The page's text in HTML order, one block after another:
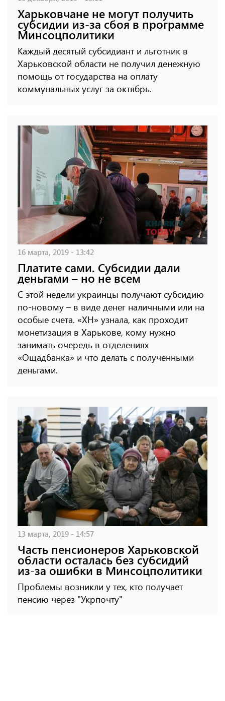
Харьковчане не могут получить
субсидии из-за сбоя в программе
Минсоцполитики
Каждый десятый субсидиант и льготник в
Харьковской области не получил денежную
помощь от государства на оплату
коммунальных услуг за октябрь.
16 марта, 2019 - 13:42
Платите сами. Субсидии дали
деньгами – но не всем
С этой недели украинцы получают субсидию
по-новому – в виде денег наличными или на
особые счета. «ХН» узнала, как проходит
монетизация в Харькове, кому нужно
занимать очередь в отделениях
«Ощадбанка» и что делать с полученными
деньгами.
13 марта, 2019 - 14:57
Часть пенсионеров Харьковской
области осталась без субсидий
из-за ошибки в Минсоцполитики
Проблемы возникли у тех, кто получает
пенсию через "Укрпочту"